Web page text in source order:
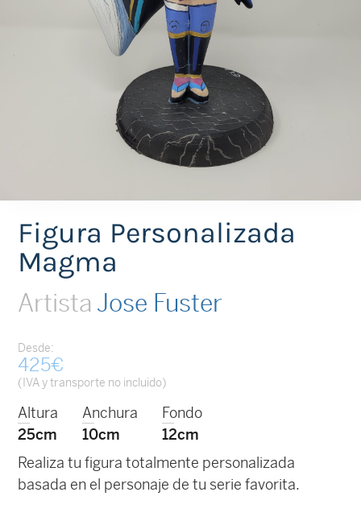
Figura Personalizada
Magma
Artista Jose Fuster
Desde:
425€
(IVA y transporte no incluido)
Altura
25cm
Anchura
10cm
Fondo
12cm
Realiza tu figura totalmente personalizada
basada en el personaje de tu serie favorita.